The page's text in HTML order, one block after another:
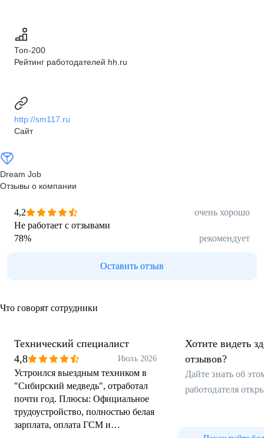
Топ-200
Рейтинг работодателей hh.ru
http://sm117.ru
Сайт
Dream Job
Отзывы о компании
4,2
очень хорошо
Не работает с отзывами
78% рекомендует
Оставить отзыв
Что говорят сотрудники
Технический специалист
4,8
Июль 2026
Устроился выездным техником в
"Сибирский медведь", отработал
почти год. Плюсы: Официальное
трудоустройство, полностью белая
зарплата, оплата ГСМ и
Хотите видеть
отзывов?
Дайте знать об
работодателя